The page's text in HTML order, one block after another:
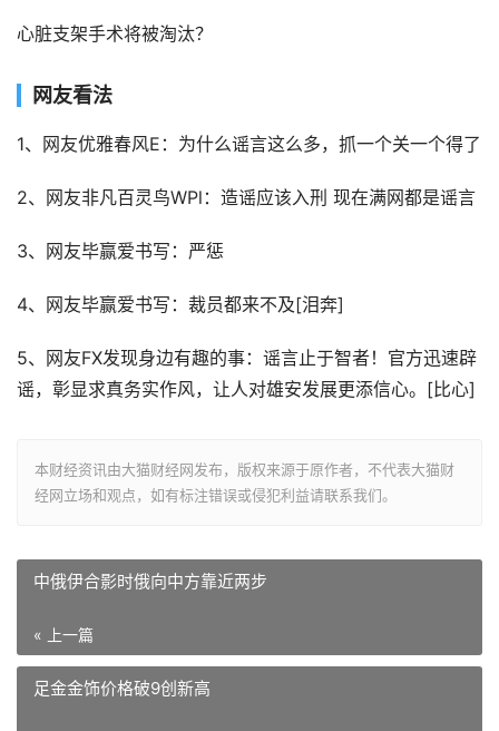
心脏支架手术将被淘汰？
网友看法
1、网友优雅春风E：为什么谣言这么多，抓一个关一个得了
2、网友非凡百灵鸟WPl：造谣应该入刑 现在满网都是谣言
3、网友毕赢爱书写：严惩
4、网友毕赢爱书写：裁员都来不及[泪奔]
5、网友FX发现身边有趣的事：谣言止于智者！官方迅速辟
谣，彰显求真务实作风，让人对雄安发展更添信心。[比心]
本财经资讯由大猫财经网发布，版权来源于原作者，不代表大猫财
经网立场和观点，如有标注错误或侵犯利益请联系我们。
中俄伊合影时俄向中方靠近两步
« 上一篇
足金金饰价格破9创新高